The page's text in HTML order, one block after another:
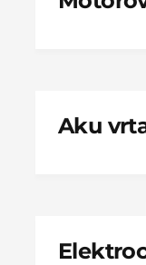
Aku